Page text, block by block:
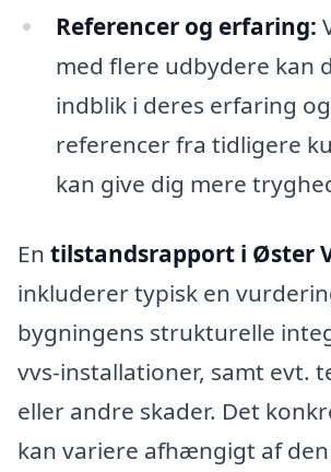
Referencer og erfaring:
med flere udbydere kan
indblik i deres erfaring
referencer fra tidligere
kan give dig mere
En tilstandsrapport i Øster
inkluderer typisk en
bygningens strukturelle
vvs-installationer, samt evt.
eller andre skader. Det
kan variere afhængigt af